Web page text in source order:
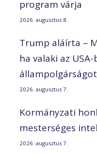
program várja
2026. augusztus 8.
Trump aláírta –
ha valaki az
2026. augusztus 7.
Kormányzati
mesterséges
2026. augusztus 7.